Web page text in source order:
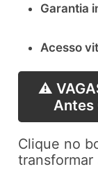
Garantia
Acesso
⚠️
Antes
Clique no
transformar